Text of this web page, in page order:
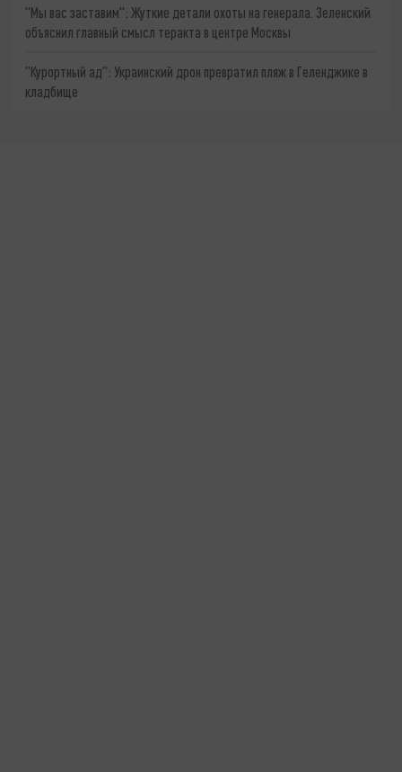
"Мы вас заставим": Жуткие детали охоты на генерала. Зеленский
объяснил главный смысл теракта в центре Москвы
"Курортный ад": Украинский дрон превратил пляж в Геленджике в
кладбище